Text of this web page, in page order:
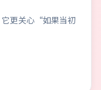
它更关心“如果当初